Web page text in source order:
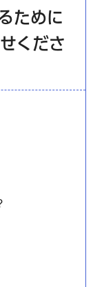
ために
くださ